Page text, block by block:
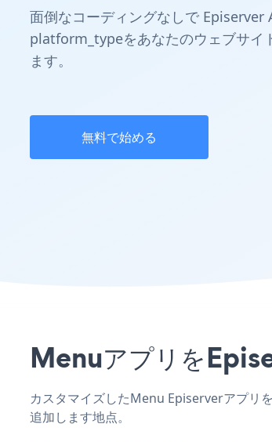
面倒なコーディングなしで Episerver
platform_typeをあなたのウェブサイ
ます。
無料で始める
Menuアプリを
カスタマイズしたMenu Episerverアプリ
追加します地点。